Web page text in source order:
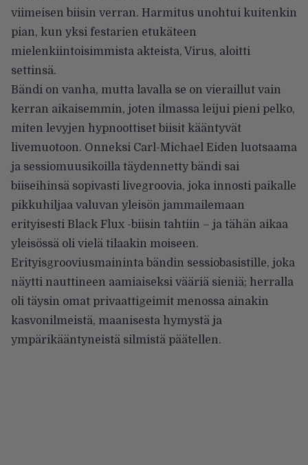
viimeisen biisin verran. Harmitus unohtui kuitenkin
pian, kun yksi festarien etukäteen
mielenkiintoisimmista akteista, Virus, aloitti
settinsä.
Bändi on vanha, mutta lavalla se on vieraillut vain
kerran aikaisemmin, joten ilmassa leijui pieni pelko,
miten levyjen hypnoottiset biisit kääntyvät
livemuotoon. Onneksi Carl-Michael Eiden luotsaama
ja sessiomuusikoilla täydennetty bändi sai
biiseihinsä sopivasti livegroovia, joka innosti paikalle
pikkuhiljaa valuvan yleisön jammailemaan
erityisesti Black Flux -biisin tahtiin – ja tähän aikaa
yleisössä oli vielä tilaakin moiseen.
Erityisgrooviusmaininta bändin sessiobasistille, joka
näytti nauttineen aamiaiseksi vääriä sieniä; herralla
oli täysin omat privaattigeimit menossa ainakin
kasvonilmeistä, maanisesta hymystä ja
ympärikääntyneistä silmistä päätellen.